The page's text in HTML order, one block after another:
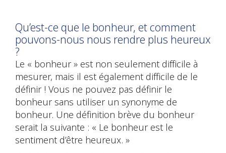
Qu’est-ce que le bonheur, et comment
pouvons-nous nous rendre plus heureux
?
Le « bonheur » est non seulement difficile à
mesurer, mais il est également difficile de le
définir ! Vous ne pouvez pas définir le
bonheur sans utiliser un synonyme de
bonheur. Une définition brève du bonheur
serait la suivante : « Le bonheur est le
sentiment d’être heureux. »